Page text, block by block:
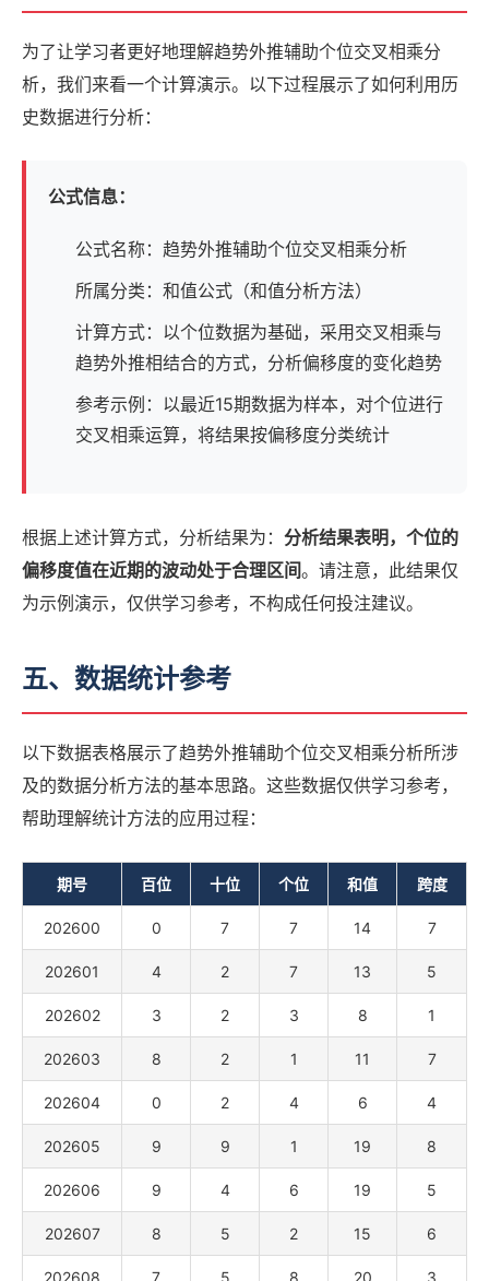
为了让学习者更好地理解趋势外推辅助个位交叉相乘分
析，我们来看一个计算演示。以下过程展示了如何利用历
史数据进行分析：
公式信息：
公式名称：趋势外推辅助个位交叉相乘分析
所属分类：和值公式（和值分析方法）
计算方式：以个位数据为基础，采用交叉相乘与
趋势外推相结合的方式，分析偏移度的变化趋势
参考示例：以最近15期数据为样本，对个位进行
交叉相乘运算，将结果按偏移度分类统计
根据上述计算方式，分析结果为： 分析结果表明，个位的
偏移度值在近期的波动处于合理区间。请注意，此结果仅
为示例演示，仅供学习参考，不构成任何投注建议。
五、数据统计参考
以下数据表格展示了趋势外推辅助个位交叉相乘分析所涉
及的数据分析方法的基本思路。这些数据仅供学习参考，
帮助理解统计方法的应用过程：
期号 百位 十位 个位 和值 跨度
202600 0 7 7 14 7
202601 4 2 7 13 5
202602 3 2 3 8 1
202603 8 2 1 11 7
202604 0 2 4 6 4
202605 9 9 1 19 8
202606 9 4 6 19 5
202607 8 5 2 15 6
202608 7 5 8 20 3